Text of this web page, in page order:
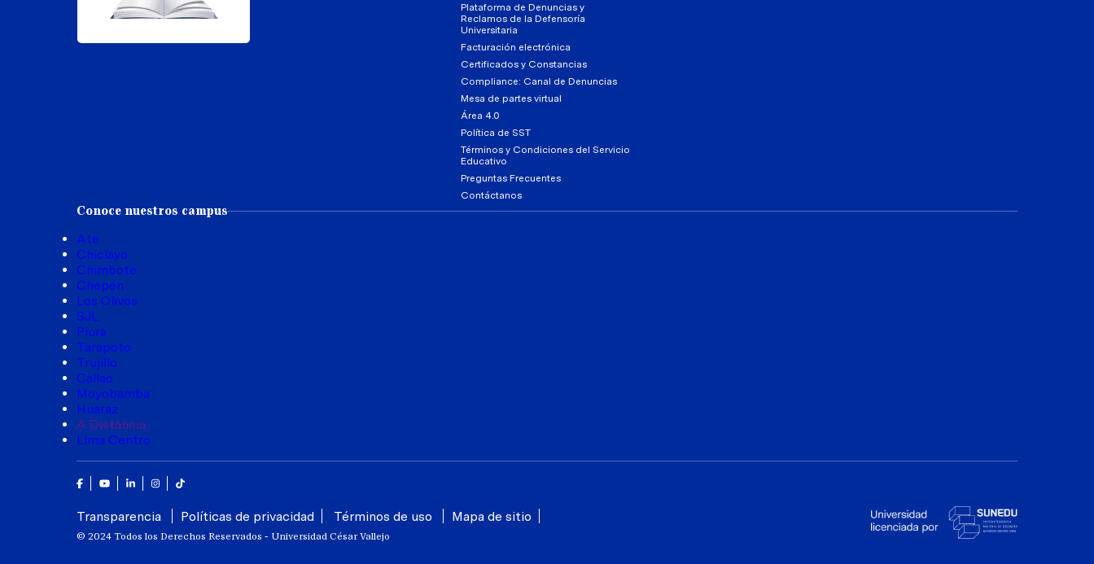
Plataforma de Denuncias y
Reclamos de la Defensoría
Universitaria
Facturación electrónica
Certificados y Constancias
Compliance: Canal de Denuncias
Mesa de partes virtual
Área 4.0
Política de SST
Términos y Condiciones del Servicio
Educativo
Preguntas Frecuentes
Contáctanos
Conoce nuestros campus
Ate
Chiclayo
Chimbote
Chepén
Los Olivos
SJL
Piura
Tarapoto
Trujillo
Callao
Moyobamba
Huaraz
A Distancia
Lima Centro
Facebook
YoutubeLinkedinInstagram
Tik Tok
Transparencia Políticas de privacidad Términos de uso Mapa de sitio
© 2024 Todos los Derechos Reservados - Universidad César Vallejo